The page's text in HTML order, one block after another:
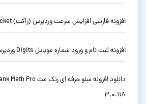
افزونه فارسی افزایش سرعت وردپرس (راکت) WP Rocket نسخه 3.23.1
افزونه ثبت نام و ورود شماره موبایل Digits وردپرس نسخه 9.2
3.0.118